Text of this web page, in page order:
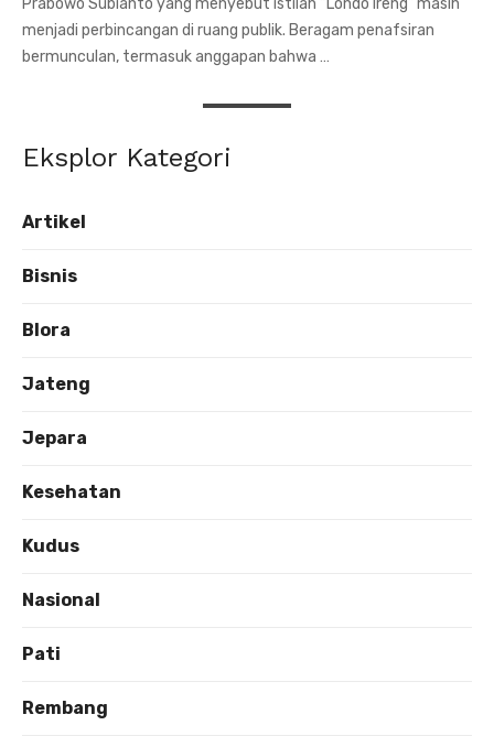
Prabowo Subianto yang menyebut istilah “Londo Ireng” masih
menjadi perbincangan di ruang publik. Beragam penafsiran
bermunculan, termasuk anggapan bahwa …
Eksplor Kategori
Artikel
Bisnis
Blora
Jateng
Jepara
Kesehatan
Kudus
Nasional
Pati
Rembang